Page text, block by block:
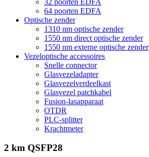
64 poorten EDFA
Optische zender
1310 nm optische zender
1550 nm direct optische zender
1550 nm externe optische zender
Vezeloptische accessoires
Snelle connector
Glasvezeladapter
Glasvezelverdeelkast
Glasvezel patchkabel
Fusion-lasapparaat
OTDR
PLC-splitter
Krachtmeter
2 km QSFP28